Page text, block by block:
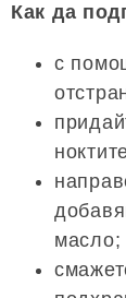
Как да
с
масло;